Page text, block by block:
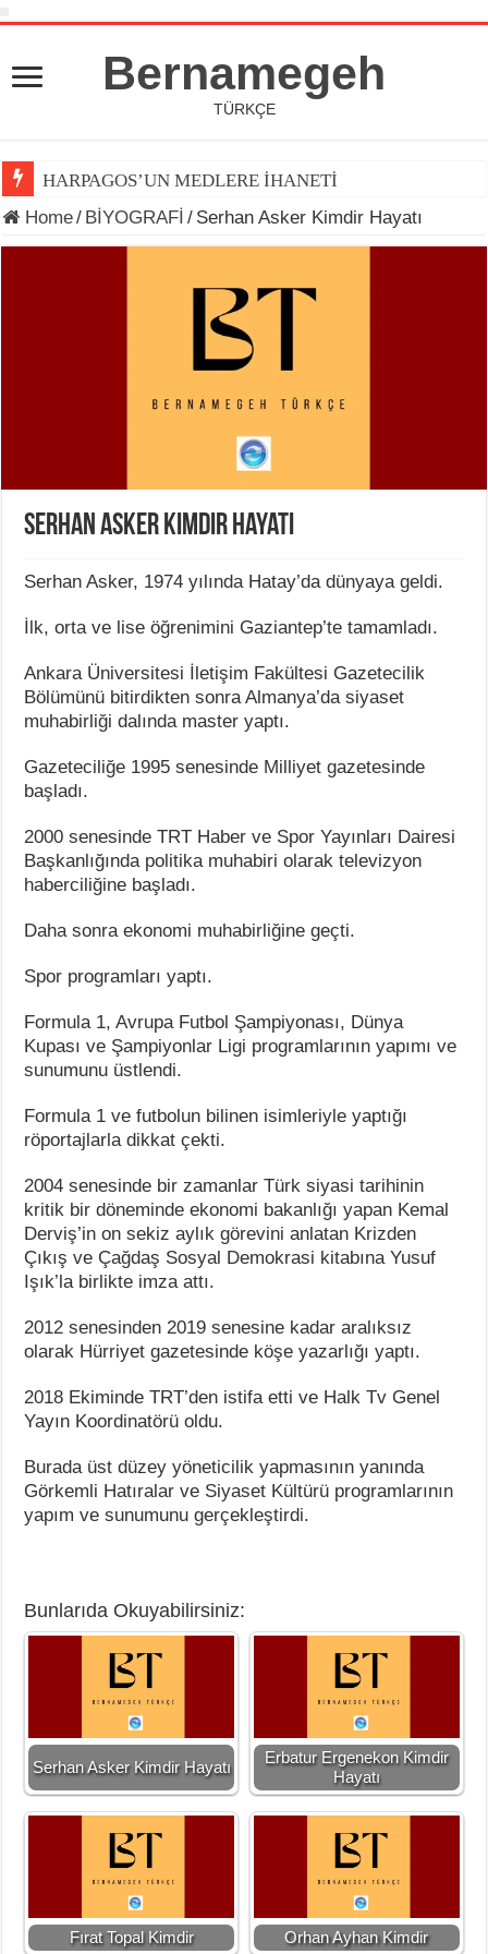
Bernamegeh
TÜRKÇE
HARPAGOS’UN MEDLERE İHANETİ
Home/ BİYOGRAFİ / Serhan Asker Kimdir Hayatı
Serhan Asker Kimdir Hayatı
Serhan Asker, 1974 yılında Hatay’da dünyaya geldi.
İlk, orta ve lise öğrenimini Gaziantep’te tamamladı.
Ankara Üniversitesi İletişim Fakültesi Gazetecilik
Bölümünü bitirdikten sonra Almanya’da siyaset
muhabirliği dalında master yaptı.
Gazeteciliğe 1995 senesinde Milliyet gazetesinde
başladı.
2000 senesinde TRT Haber ve Spor Yayınları Dairesi
Başkanlığında politika muhabiri olarak televizyon
haberciliğine başladı.
Daha sonra ekonomi muhabirliğine geçti.
Spor programları yaptı.
Formula 1, Avrupa Futbol Şampiyonası, Dünya
Kupası ve Şampiyonlar Ligi programlarının yapımı ve
sunumunu üstlendi.
Formula 1 ve futbolun bilinen isimleriyle yaptığı
röportajlarla dikkat çekti.
2004 senesinde bir zamanlar Türk siyasi tarihinin
kritik bir döneminde ekonomi bakanlığı yapan Kemal
Derviş’in on sekiz aylık görevini anlatan Krizden
Çıkış ve Çağdaş Sosyal Demokrasi kitabına Yusuf
Işık’la birlikte imza attı.
2012 senesinden 2019 senesine kadar aralıksız
olarak Hürriyet gazetesinde köşe yazarlığı yaptı.
2018 Ekiminde TRT’den istifa etti ve Halk Tv Genel
Yayın Koordinatörü oldu.
Burada üst düzey yöneticilik yapmasının yanında
Görkemli Hatıralar ve Siyaset Kültürü programlarının
yapım ve sunumunu gerçekleştirdi.
Bunlarıda Okuyabilirsiniz:
Serhan Asker Kimdir Hayatı
Erbatur Ergenekon Kimdir
Hayatı
Fırat Topal Kimdir Orhan Ayhan Kimdir